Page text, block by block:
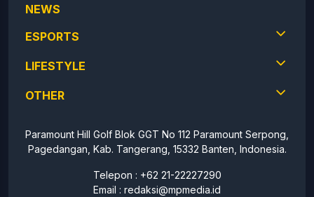
NEWS
ESPORTS
LIFESTYLE
OTHER
Paramount Hill Golf Blok GGT No 112 Paramount Serpong,
Pagedangan, Kab. Tangerang, 15332 Banten, Indonesia.
Telepon : +62 21-22227290
Email : redaksi@mpmedia.id